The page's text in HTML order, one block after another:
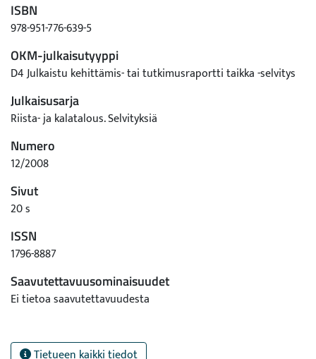
ISBN
978-951-776-639-5
OKM-julkaisutyyppi
D4 Julkaistu kehittämis- tai tutkimusraportti taikka -selvitys
Julkaisusarja
Riista- ja kalatalous. Selvityksiä
Numero
12/2008
Sivut
20 s
ISSN
1796-8887
Saavutettavuusominaisuudet
Ei tietoa saavutettavuudesta